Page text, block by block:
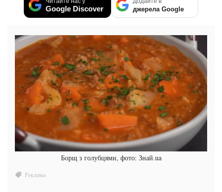
Google Discover джерела Google
Борщ з голубцями, фото: Знай.ua